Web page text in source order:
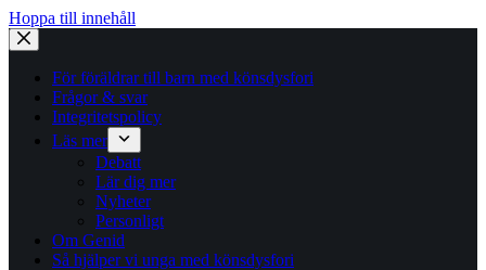
Hoppa till innehåll
För föräldrar till barn med könsdysfori
Frågor & svar
Integritetspolicy
Läs mer
Debatt
Lär dig mer
Nyheter
Personligt
Om Genid
Så hjälper vi unga med könsdysfori